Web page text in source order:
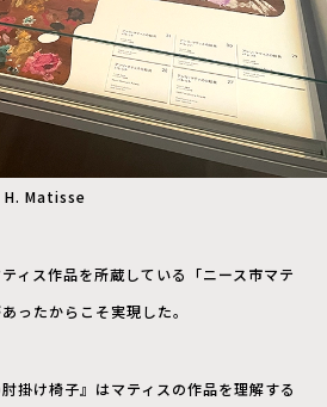
Matisse
ィス作品を所蔵している「ニース市マテ
ったからこそ実現した。
掛け椅子』はマティスの作品を理解する